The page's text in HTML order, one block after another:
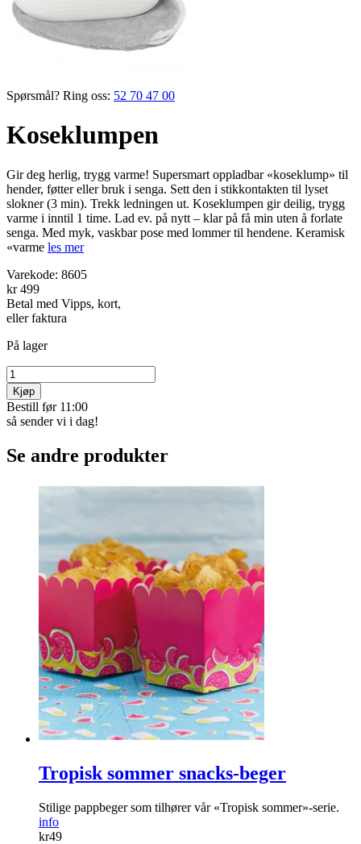
Spørsmål? Ring oss: 52 70 47 00
Koseklumpen
Gir deg herlig, trygg varme! Supersmart oppladbar «koseklump» til
hender, føtter eller bruk i senga. Sett den i stikkontakten til lyset
slokner (3 min). Trekk ledningen ut. Koseklumpen gir deilig, trygg
varme i inntil 1 time. Lad ev. på nytt – klar på få min uten å forlate
senga. Med myk, vaskbar pose med lommer til hendene. Keramisk
«varme les mer
Varekode: 8605
kr 499
Betal med Vipps, kort,
eller faktura
På lager
Kjøp
Bestill før 11:00
så sender vi i dag!
Se andre produkter
Tropisk sommer snacks-beger
Stilige pappbeger som tilhører vår «Tropisk sommer»-serie.
info
kr49